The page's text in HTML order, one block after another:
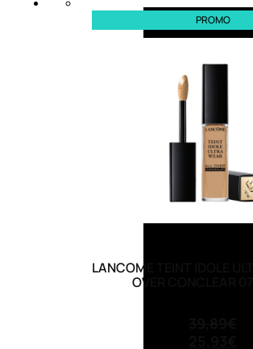
PROMO
LANCOME TEINT IDOLE
OVER CONCLEAR